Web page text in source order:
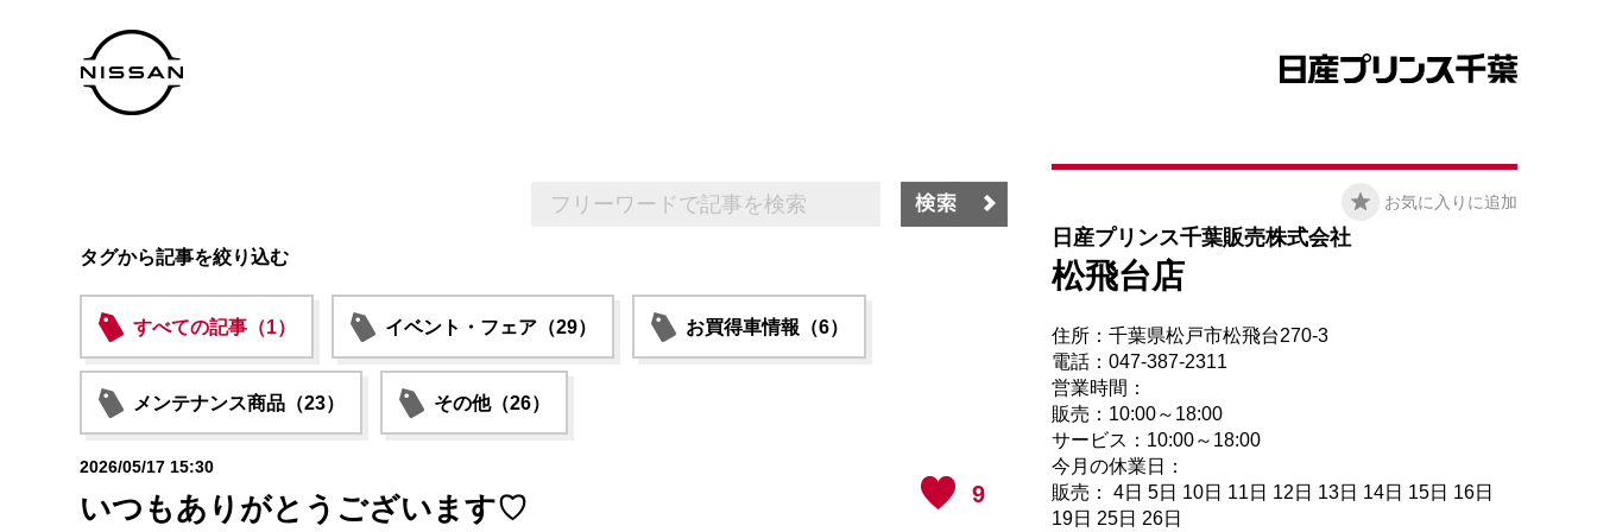
タグから記事を絞り込む
すべての記事（1） イベント・フェア（29） お買得車情報（6）
メンテナンス商品（23） その他（26）
9
2026/05/17 15:30
いつもありがとうございます♡
お気に入りに追加
日産プリンス千葉販売株式会社
松飛台店
住所：千葉県松戸市松飛台270-3
電話：047-387-2311
営業時間：
販売：10:00～18:00
サービス：10:00～18:00
今月の休業日：
販売： 4日 5日 10日 11日 12日 13日 14日 15日 16日
19日 25日 26日